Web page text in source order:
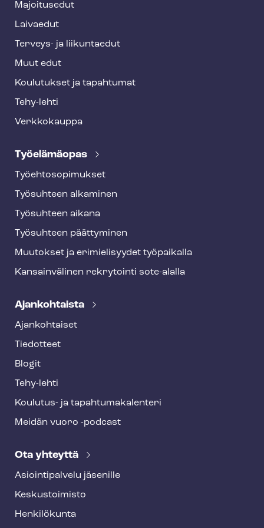
Majoitusedut
Laivaedut
Terveys- ja liikuntaedut
Muut edut
Koulutukset ja tapahtumat
Tehy-lehti
Verkkokauppa
Työelämäopas
Työ­eh­to­so­pi­muk­set
Työsuhteen alkaminen
Työsuhteen aikana
Työsuhteen päättyminen
Muutokset ja erimielisyydet työpaikalla
Kansainvälinen rekrytointi sote-alalla
Ajankohtaista
Ajankohtaiset
Tiedotteet
Blogit
Tehy-lehti
Koulutus- ja ta­pah­tu­ma­ka­len­te­ri
Meidän vuoro -podcast
Ota yhteyttä
Asioin­ti­pal­ve­lu jäsenille
Keskustoimisto
Henkilökunta